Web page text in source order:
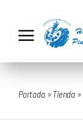
contenido
Portada»Tienda »